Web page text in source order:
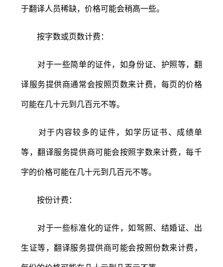
于翻译人员稀缺，价格可能会稍高一些。
按字数或页数计费：
对于一些简单的证件，如身份证、护照等，翻
译服务提供商通常会按照页数来计费，每页的价格
可能在几十元到几百元不等。
对于内容较多的证件，如学历证书、成绩单
等，翻译服务提供商可能会按照字数来计费，每千
字的价格可能在几十元到几百元不等。
按份计费：
对于一些标准化的证件，如驾照、结婚证、出
生证等，翻译服务提供商可能会按照份数来计费，